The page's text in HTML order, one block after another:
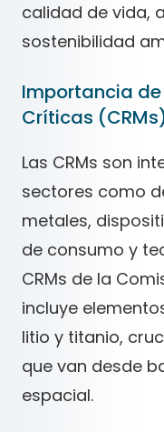
calidad de vida,
sostenibilidad
Importancia
Críticas
Las CRMs son
sectores como
metales,
de consumo y
CRMs de la
incluye
litio y titanio,
que van desde
espacial.